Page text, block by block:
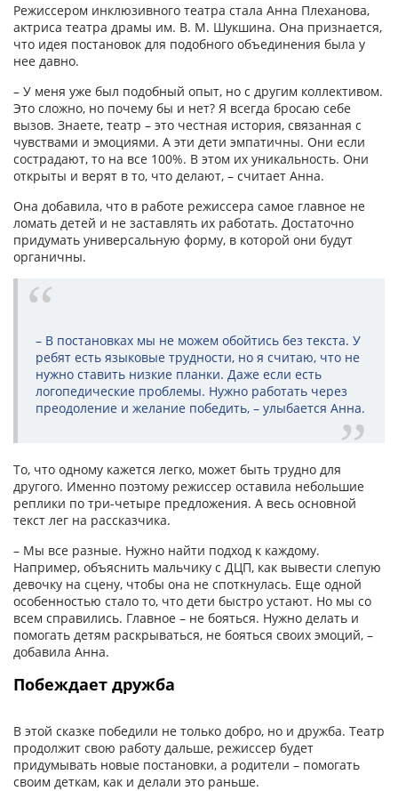
Режиссером инклюзивного театра стала Анна Плеханова,
актриса театра драмы им. В. М. Шукшина. Она признается,
что идея постановок для подобного объединения была у
нее давно.
– У меня уже был подобный опыт, но с другим коллективом.
Это сложно, но почему бы и нет? Я всегда бросаю себе
вызов. Знаете, театр – это честная история, связанная с
чувствами и эмоциями. А эти дети эмпатичны. Они если
сострадают, то на все 100%. В этом их уникальность. Они
открыты и верят в то, что делают, – считает Анна.
Она добавила, что в работе режиссера самое главное не
ломать детей и не заставлять их работать. Достаточно
придумать универсальную форму, в которой они будут
органичны.
– В постановках мы не можем обойтись без текста. У
ребят есть языковые трудности, но я считаю, что не
нужно ставить низкие планки. Даже если есть
логопедические проблемы. Нужно работать через
преодоление и желание победить, – улыбается Анна.
То, что одному кажется легко, может быть трудно для
другого. Именно поэтому режиссер оставила небольшие
реплики по три-четыре предложения. А весь основной
текст лег на рассказчика.
– Мы все разные. Нужно найти подход к каждому.
Например, объяснить мальчику с ДЦП, как вывести слепую
девочку на сцену, чтобы она не споткнулась. Еще одной
особенностью стало то, что дети быстро устают. Но мы со
всем справились. Главное – не бояться. Нужно делать и
помогать детям раскрываться, не бояться своих эмоций, –
добавила Анна.
Побеждает дружба
В этой сказке победили не только добро, но и дружба. Театр
продолжит свою работу дальше, режиссер будет
придумывать новые постановки, а родители – помогать
своим деткам, как и делали это раньше.